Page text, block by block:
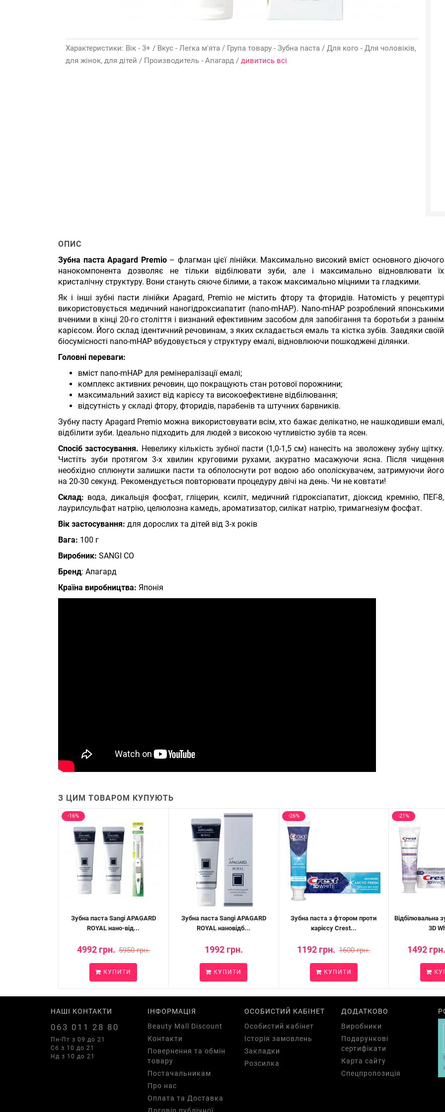
Характеристики: Вік - 3+ / Вкус - Легка м'ята / Група товару - Зубна паста / Для кого - Для чоловіків,
для жінок, для дітей / Производитель - Апагард / дивитись всі
ОПИС
Зубна паста Apagard Premio– флагман цієї лінійки. Максимально високий вміст основного діючого
нанокомпонента дозволяє не тільки відбілювати зуби, але і максимально відновлювати їх
кристалічну структуру. Вони стануть сяюче білими, а також максимально міцними та гладкими.
Як і інші зубні пасти лінійки Apagard, Premio не містить фтору та фторидів. Натомість у рецептурі
використовується медичний наногідроксиапатит (nano-mHAP). Nano-mHAP розроблений японськими
вченими в кінці 20-го століття і визнаний ефективним засобом для запобігання та боротьби з раннім
карієсом. Його склад ідентичний речовинам, з яких складається емаль та кістка зубів. Завдяки своїй
біосумісності nano-mHAP вбудовується у структуру емалі, відновлюючи пошкоджені ділянки.
Головні переваги:
вміст nano-mHAP для ремінералізації емалі;
комплекс активних речовин, що покращують стан ротової порожнини;
максимальний захист від карієсу та високоефективне відбілювання;
відсутність у складі фтору, фторидів, парабенів та штучних барвників.
Зубну пасту Apagard Premio можна використовувати всім, хто бажає делікатно, не нашкодивши емалі,
відбілити зуби. Ідеально підходить для людей з високою чутливістю зубів та ясен.
Спосіб застосування. Невелику кількість зубної пасти (1,0-1,5 см) нанесіть на зволожену зубну щітку.
Чистіть зуби протягом 3-х хвилин круговими рухами, акуратно масажуючи ясна. Після чищення
необхідно сплюнути залишки пасти та обполоснути рот водою або ополіскувачем, затримуючи його
на 20-30 секунд. Рекомендується повторювати процедуру двічі на день. Чи не ковтати!
Склад: вода, дикальція фосфат, гліцерин, ксиліт, медичний гідроксіапатит, діоксид кремнію, ПЕГ-8,
лаурилсульфат натрію, целюлозна камедь, ароматизатор, силікат натрію, тримагнезіум фосфат.
Вік застосування: для дорослих та дітей від 3-х років
Вага: 100 г
Виробник: SANGI CO
Бренд: Апагард
Країна виробництва: Японія
З ЦИМ ТОВАРОМ КУПУЮТЬ
-16%
Зубна паста Sangi APAGARD
ROYAL нано-від...
4992 грн. 5950 грн.
КУПИТИ
Зубна паста Sangi APAGARD
ROYAL нановідб...
1992 грн.
КУПИТИ
-26%
Зубна паста з фтором проти
карієсу Crest...
1192 грн. 1600 грн.
КУПИТИ
-21%
Відбілювальна
3D
1492
НАШІ КОНТАКТИ
063 011 28 80
Пн-Пт з 09 до 21
Сб з 10 до 21
Нд з 10 до 21
ІНФОРМАЦІЯ
Beauty Mall Discount
Контакти
Повернення та обмін
товару
Постачальникам
Про нас
Оплата та Доставка
ОСОБИСТИЙ КАБІНЕТ
Особистий кабінет
Історія замовлень
Закладки
Розсилка
ДОДАТКОВО
Виробники
Подарункові
сертифікати
Карта сайту
Спецпропозиція